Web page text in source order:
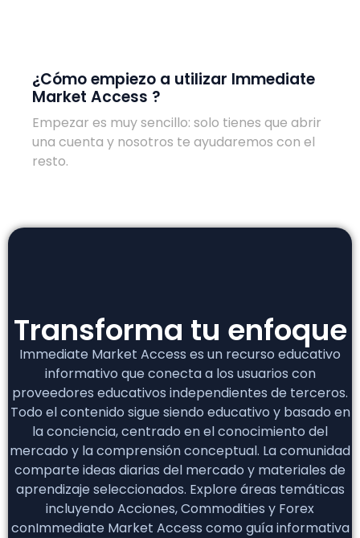
¿Cómo empiezo a utilizar Immediate
Market Access ?
Empezar es muy sencillo: solo tienes que abrir
una cuenta y nosotros te ayudaremos con el
resto.
Transforma tu enfoque
Immediate Market Access es un recurso educativo
informativo que conecta a los usuarios con
proveedores educativos independientes de terceros.
Todo el contenido sigue siendo educativo y basado en
la conciencia, centrado en el conocimiento del
mercado y la comprensión conceptual. La comunidad
comparte ideas diarias del mercado y materiales de
aprendizaje seleccionados. Explore áreas temáticas
incluyendo Acciones, Commodities y Forex
conImmediate Market Access como guía informativa